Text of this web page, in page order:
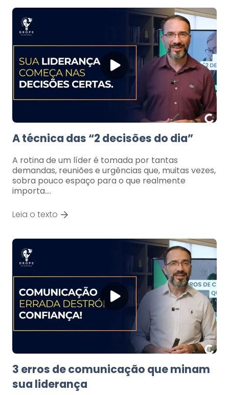
A técnica das “2 decisões do dia”
A rotina de um líder é tomada por tantas
demandas, reuniões e urgências que, muitas vezes,
sobra pouco espaço para o que realmente
importa.…
Leia o texto
3 erros de comunicação que minam
sua liderança